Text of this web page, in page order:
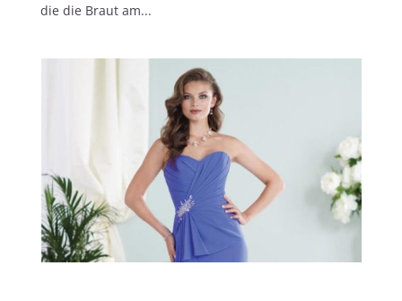
die die Braut am...